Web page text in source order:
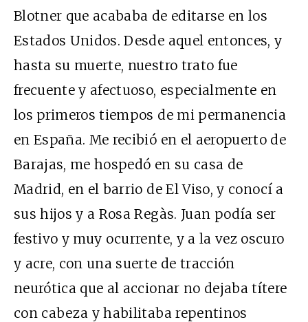
Blotner que acababa de editarse en los
Estados Unidos. Desde aquel entonces, y
hasta su muerte, nuestro trato fue
frecuente y afectuoso, especialmente en
los primeros tiempos de mi permanencia
en España. Me recibió en el aeropuerto de
Barajas, me hospedó en su casa de
Madrid, en el barrio de El Viso, y conocí a
sus hijos y a Rosa Regàs. Juan podía ser
festivo y muy ocurrente, y a la vez oscuro
y acre, con una suerte de tracción
neurótica que al accionar no dejaba títere
con cabeza y habilitaba repentinos